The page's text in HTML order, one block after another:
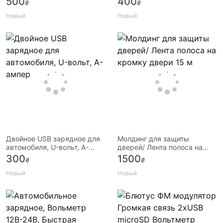
₴
Новый
авто ₴
Новый
Двойное USB зарядное для
автомобиля, U-вольт, A-
ампер
300₴
Новый
Молдинг для защиты
дверей/ Лента полоса на
кромку двери 15 м
1500₴
Новый